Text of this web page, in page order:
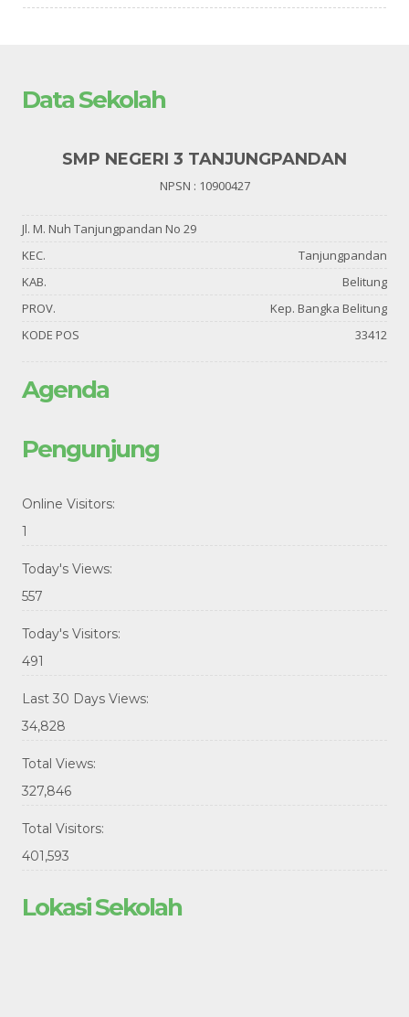
Data Sekolah
SMP NEGERI 3 TANJUNGPANDAN
NPSN : 10900427
Jl. M. Nuh Tanjungpandan No 29
KEC.
Tanjungpandan
KAB.
Belitung
PROV.
Kep. Bangka Belitung
KODE POS
33412
Agenda
Pengunjung
Online Visitors:
1
Today's Views:
557
Today's Visitors:
491
Last 30 Days Views:
34,828
Total Views:
327,846
Total Visitors:
401,593
Lokasi Sekolah